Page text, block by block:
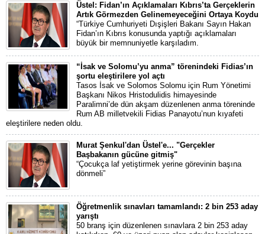
Üstel: Fidan’ın Açıklamaları Kıbrıs’ta Gerçeklerin
Artık Görmezden Gelinemeyeceğini Ortaya Koydu
“Türkiye Cumhuriyeti Dışişleri Bakanı Sayın Hakan
Fidan’ın Kıbrıs konusunda yaptığı açıklamaları
büyük bir memnuniyetle karşıladım.
“İsak ve Solomu’yu anma” törenindeki Fidias’ın
şortu eleştirilere yol açtı
Tasos İsak ve Solomos Solomu için Rum Yönetimi
Başkanı Nikos Hristodulidis himayesinde
Paralimni’de dün akşam düzenlenen anma töreninde
Rum AB milletvekili Fidias Panayotu’nun kıyafeti
eleştirilere neden oldu.
Murat Şenkul'dan Üstel'e... "Gerçekler
Başbakanın gücüne gitmiş"
“Çocukça laf yetiştirmek yerine görevinin başına
dönmeli”
Öğretmenlik sınavları tamamlandı: 2 bin 253 aday
yarıştı
50 branş için düzenlenen sınavlara 2 bin 253 aday